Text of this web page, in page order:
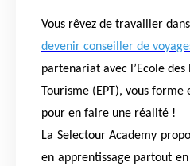
Vous rêvez de travailler
devenir conseiller de
partenariat avec l’Ecole des
Tourisme (EPT), vous forme
pour en faire une réalité !
La Selectour Academy
en apprentissage partout